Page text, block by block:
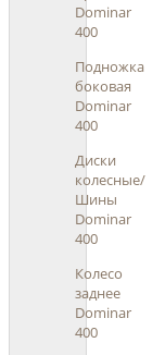
Dominar
400
Подножка
боковая
Dominar
400
Диски
колесные/
Шины
Dominar
400
Колесо
заднее
Dominar
400